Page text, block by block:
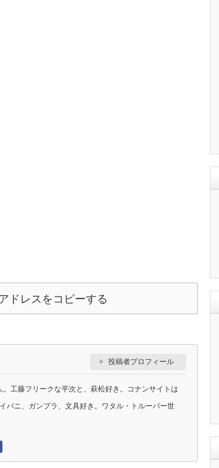
ドレスをコピーする
投稿者プロフィール
工藤フリークな平次と、萩松好き。コナンサイトは
バニ、ガンプラ、文具好き。ワタル・トルーパー世